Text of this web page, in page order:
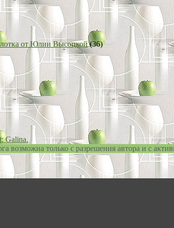
от Юлии Высоцкой (36)
Galina.
только с разрешения автора и с